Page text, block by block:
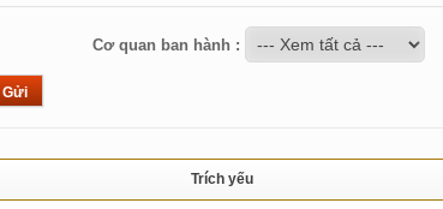
Cơ quan ban hành :
Trích yếu